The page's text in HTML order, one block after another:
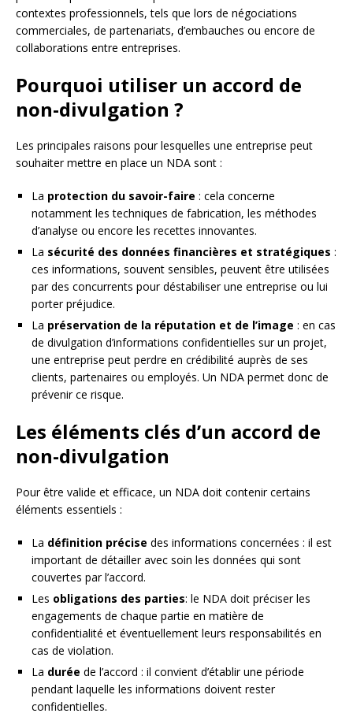
contextes professionnels, tels que lors de négociations
commerciales, de partenariats, d’embauches ou encore de
collaborations entre entreprises.
Pourquoi utiliser un accord de
non-divulgation ?
Les principales raisons pour lesquelles une entreprise peut
souhaiter mettre en place un NDA sont :
La protection du savoir-faire : cela concerne
notamment les techniques de fabrication, les méthodes
d’analyse ou encore les recettes innovantes.
La sécurité des données financières et stratégiques :
ces informations, souvent sensibles, peuvent être utilisées
par des concurrents pour déstabiliser une entreprise ou lui
porter préjudice.
La préservation de la réputation et de l’image : en cas
de divulgation d’informations confidentielles sur un projet,
une entreprise peut perdre en crédibilité auprès de ses
clients, partenaires ou employés. Un NDA permet donc de
prévenir ce risque.
Les éléments clés d’un accord de
non-divulgation
Pour être valide et efficace, un NDA doit contenir certains
éléments essentiels :
La définition précise des informations concernées : il est
important de détailler avec soin les données qui sont
couvertes par l’accord.
Les obligations des parties: le NDA doit préciser les
engagements de chaque partie en matière de
confidentialité et éventuellement leurs responsabilités en
cas de violation.
La durée de l’accord : il convient d’établir une période
pendant laquelle les informations doivent rester
confidentielles.